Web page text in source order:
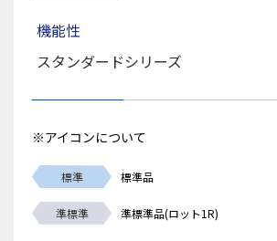
機能性
スタンダードシリーズ
※アイコンについて
標準 標準品
準標準 準標準品(ロット1R)